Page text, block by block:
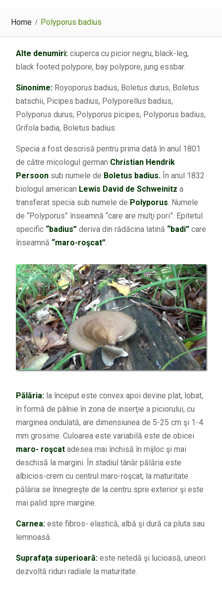
Home Polyporus badius
Alte denumiri: ciuperca cu picior negru, black-leg,
black footed polypore, bay polypore, jung essbar.
Sinonime: Royoporus badius, Boletus durus, Boletus
batschii, Picipes badius, Polyporellus badius,
Polyporus durus, Polyporus picipes, Polyporus badius,
Grifola badia, Boletus badius.
Specia a fost descrisă pentru prima dată în anul 1801
de către micologul german Christian Hendrik
Persoonsub numele de Boletus badius.În anul 1832
biologul american Lewis David de Schweinitz a
transferat specia sub numele de Polyporus. Numele
de “Polyporus” înseamnă “care are mulţi pori”. Epitetul
specific “badius” deriva din rădăcina latină “badi” care
înseamnă “maro-roşcat”.
Pălăria:la început este convex apoi devine plat, lobat,
în formă de pâlnie în zona de inserţie a piciorului, cu
marginea ondulată, are dimensiunea de 5-25 cm şi 1-4
mm grosime. Culoarea este variabilă este de obicei
maro- roşcatadesea mai închisă în mijloc şi mai
deschisă la margini. În stadiul tânăr pălăria este
albicios-crem cu centrul maro-roşcat, la maturitate
pălăria se înnegreşte de la centru spre exterior şi este
mai palid spre margine.
Carnea: este fibros- elastică, albă şi dură ca pluta sau
lemnoasă.
Suprafaţa superioară:este netedă şi lucioasă, uneori
dezvoltă riduri radiale la maturitate.